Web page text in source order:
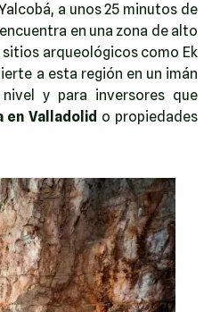
a unos 25 minutos de
en una zona de alto
arqueológicos como Ek
a esta región en un imán
y para inversores que
en Valladolid o propiedades